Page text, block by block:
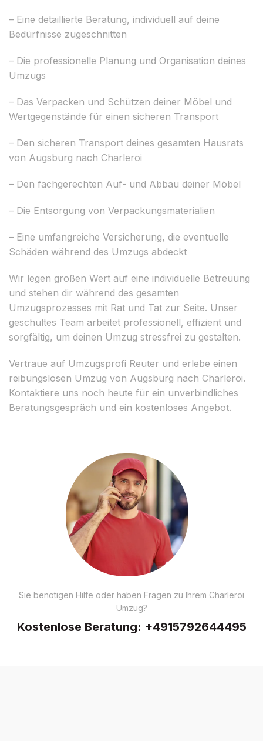
– Eine detaillierte Beratung, individuell auf deine
Bedürfnisse zugeschnitten
– Die professionelle Planung und Organisation deines
Umzugs
– Das Verpacken und Schützen deiner Möbel und
Wertgegenstände für einen sicheren Transport
– Den sicheren Transport deines gesamten Hausrats
von Augsburg nach Charleroi
– Den fachgerechten Auf- und Abbau deiner Möbel
– Die Entsorgung von Verpackungsmaterialien
– Eine umfangreiche Versicherung, die eventuelle
Schäden während des Umzugs abdeckt
Wir legen großen Wert auf eine individuelle Betreuung
und stehen dir während des gesamten
Umzugsprozesses mit Rat und Tat zur Seite. Unser
geschultes Team arbeitet professionell, effizient und
sorgfältig, um deinen Umzug stressfrei zu gestalten.
Vertraue auf Umzugsprofi Reuter und erlebe einen
reibungslosen Umzug von Augsburg nach Charleroi.
Kontaktiere uns noch heute für ein unverbindliches
Beratungsgespräch und ein kostenloses Angebot.
Sie benötigen Hilfe oder haben Fragen zu Ihrem Charleroi
Umzug?
Kostenlose Beratung: +4915792644495